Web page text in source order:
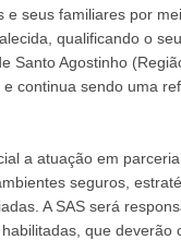
seus familiares por
qualificando o
Agostinho
continua sendo uma
a atuação em
seguros,
A SAS será
que deverão